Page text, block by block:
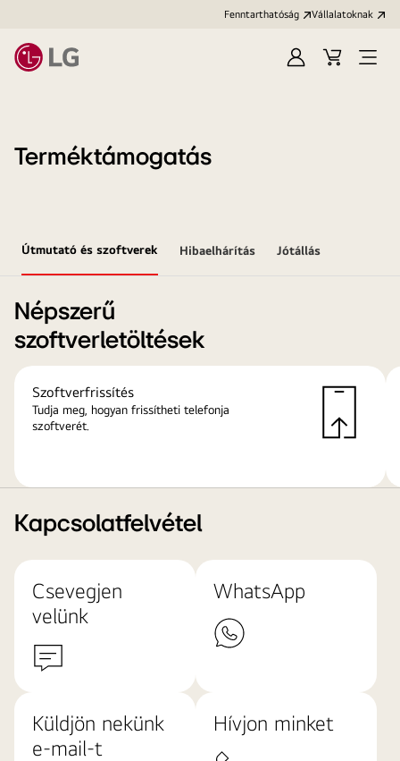
Fenntarthatóság Vállalatoknak
Bejelentkezés
KosárMenü
Terméktámogatás
Útmutató és szoftverek Hibaelhárítás Jótállás
Népszerű
szoftverletöltések
Szoftverfrissítés
Tudja meg, hogyan frissítheti telefonja
szoftverét.
Kapcsolatfelvétel
Csevegjen
velünk
WhatsApp
Küldjön nekünk
e-mail-t
Hívjon minket